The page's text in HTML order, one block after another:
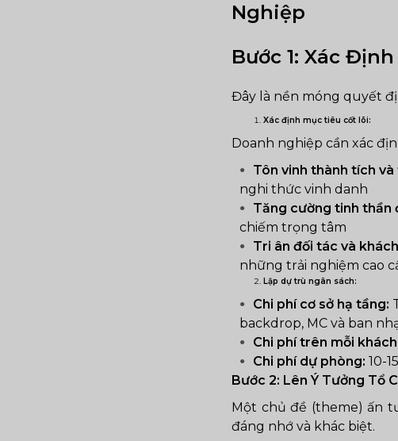
Nghiệp
Bước 1: Xác
Đây là nền móng quyết
Xác định mục tiêu cốt lõi:
Doanh nghiệp cần xác
Tôn vinh thành tích
nghi thức vinh danh
Tăng cường tinh thần
chiếm trọng tâm
Tri ân đối tác và
những trải nghiệm cao
Lập dự trù ngân sách:
Chi phí cơ sở hạ tầng:
backdrop, MC và ban
Chi phí trên mỗi
Chi phí dự phòng: 10-
Bước 2: Lên Ý Tưởng Tổ
Một chủ đề (theme) ấn
đáng nhớ và khác biệt.